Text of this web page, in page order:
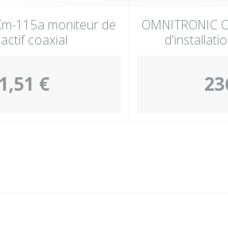
115a moniteur de
coaxial
€
OMNITRONIC